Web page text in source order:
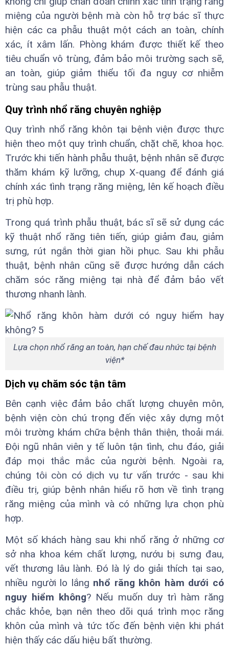
miệng của người bệnh mà còn hỗ trợ bác sĩ thực
hiện các ca phẫu thuật một cách an toàn, chính
xác, ít xâm lấn. Phòng khám được thiết kế theo
tiêu chuẩn vô trùng, đảm bảo môi trường sạch sẽ,
an toàn, giúp giảm thiểu tối đa nguy cơ nhiễm
trùng sau phẫu thuật.
Quy trình nhổ răng chuyên nghiệp
Quy trình nhổ răng khôn tại bệnh viện được thực
hiện theo một quy trình chuẩn, chặt chẽ, khoa học.
Trước khi tiến hành phẫu thuật, bệnh nhân sẽ được
thăm khám kỹ lưỡng, chụp X-quang để đánh giá
chính xác tình trạng răng miệng, lên kế hoạch điều
trị phù hợp.
Trong quá trình phẫu thuật, bác sĩ sẽ sử dụng các
kỹ thuật nhổ răng tiên tiến, giúp giảm đau, giảm
sưng, rút ngắn thời gian hồi phục. Sau khi phẫu
thuật, bệnh nhân cũng sẽ được hướng dẫn cách
chăm sóc răng miệng tại nhà để đảm bảo vết
thương nhanh lành.
Lựa chọn nhổ răng an toàn, hạn chế đau nhức tại bệnh
viện*
Dịch vụ chăm sóc tận tâm
Bên cạnh việc đảm bảo chất lượng chuyên môn,
bệnh viện còn chú trọng đến việc xây dựng một
môi trường khám chữa bệnh thân thiện, thoải mái.
Đội ngũ nhân viên y tế luôn tận tình, chu đáo, giải
đáp mọi thắc mắc của người bệnh. Ngoài ra,
chúng tôi còn có dịch vụ tư vấn trước - sau khi
điều trị, giúp bệnh nhân hiểu rõ hơn về tình trạng
răng miệng của mình và có những lựa chọn phù
hợp.
Một số khách hàng sau khi nhổ răng ở những cơ
sở nha khoa kém chất lượng, nướu bị sưng đau,
vết thương lâu lành. Đó là lý do giải thích tại sao,
nhiều người lo lắng nhổ răng khôn hàm dưới có
nguy hiểm không? Nếu muốn duy trì hàm răng
chắc khỏe, bạn nên theo dõi quá trình mọc răng
khôn của mình và tức tốc đến bệnh viện khi phát
hiện thấy các dấu hiệu bất thường.